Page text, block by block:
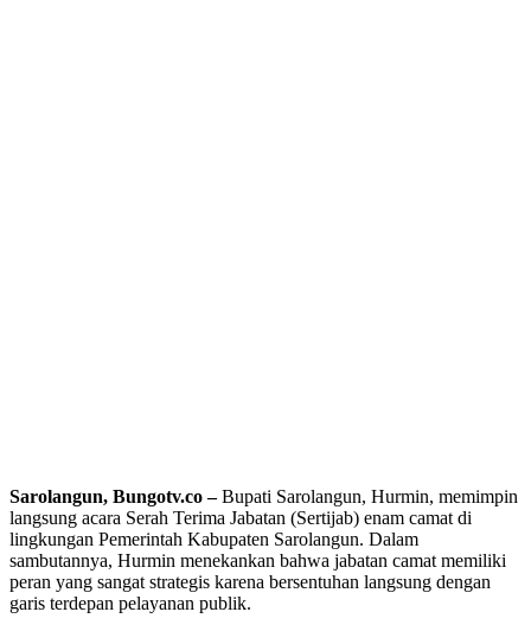
Sarolangun, Bungotv.co –Bupati Sarolangun, Hurmin, memimpin
langsung acara Serah Terima Jabatan (Sertijab) enam camat di
lingkungan Pemerintah Kabupaten Sarolangun. Dalam
sambutannya, Hurmin menekankan bahwa jabatan camat memiliki
peran yang sangat strategis karena bersentuhan langsung dengan
garis terdepan pelayanan publik.